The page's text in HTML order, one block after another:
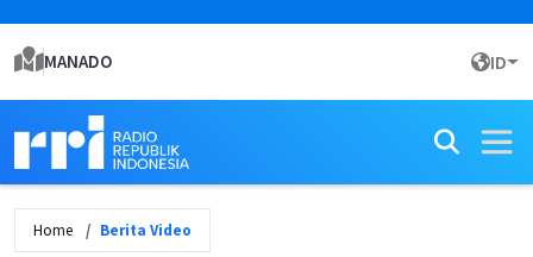
MANADO ID
Home Berita Video